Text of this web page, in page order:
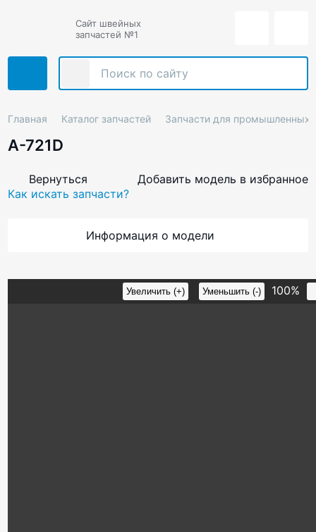
Сайт швейных
запчастей №1
Главная Каталог запчастей Запчасти для
A-721D
Вернуться
Добавить модель в избранное
Как искать запчасти?
Информация о модели
Увеличить (+) Уменьшить (-) 100%